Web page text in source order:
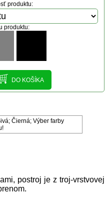
produktu:
produktu:
Čierná; Výber farby
postroj je z troj-vrstvovej